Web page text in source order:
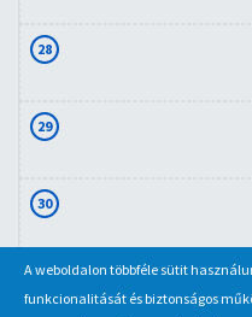
28
29
30
31
A weboldalon többféle sütit
funkcionalitását és biztonságos